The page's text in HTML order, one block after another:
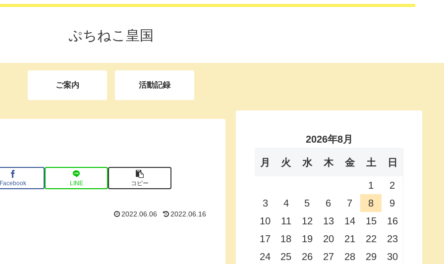
ぷちねこ皇国
ご案内 活動記録
Facebook LINE コピー
2022.06.06 2022.06.16
2026年8月
月 火 水 木 金 土 日
1
2
3
4 5 6 7 8
9
10
11 12 13 14 15
16
17
18 19 20 21 22
23
24
25 26 27 28 29
30